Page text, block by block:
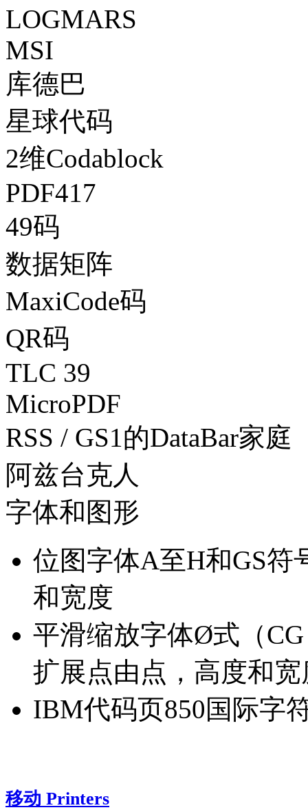
LOGMARS
MSI
库德巴
星球代码
2维Codablock
PDF417
49码
数据矩阵
MaxiCode码
QR码
TLC 39
MicroPDF
RSS / GS1的DataBar家
阿兹台克人
字体和图形
位图字体A至H和GS符
和宽度
平滑缩放字体Ø式（
扩展点由点，高度和
IBM代码页850国际字
移动 Printers